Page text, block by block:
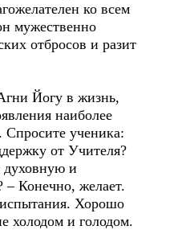
ко всем
мужественно
отбросов и разит
Йогу в жизнь,
наиболее
ученика:
от Учителя?
духовную и
Конечно, желает.
Хорошо
холодом и голодом.